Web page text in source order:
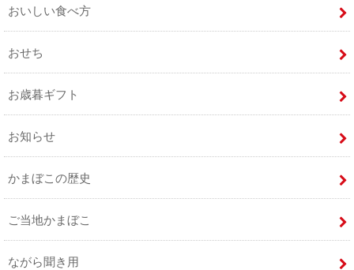
おいしい食べ方
おせち
お歳暮ギフト
お知らせ
かまぼこの歴史
ご当地かまぼこ
ながら聞き用